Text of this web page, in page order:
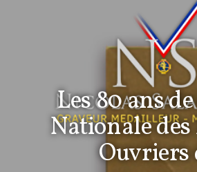
Les 80 ans
Nationale
Ouvriers
Événements
Nicolas Salagnac